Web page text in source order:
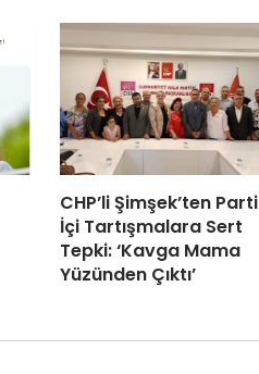
CHP’li Şimşek’ten Parti
İçi Tartışmalara Sert
Tepki: ‘Kavga Mama
Yüzünden Çıktı’